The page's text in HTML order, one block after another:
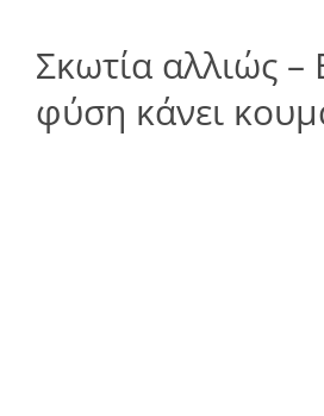
Σκωτία αλλιώς –
φύση κάνει